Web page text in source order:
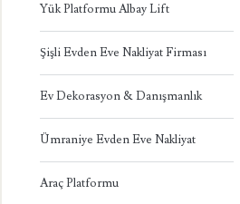
Yük Platformu Albay Lift
Şişli Evden Eve Nakliyat Firması
Ev Dekorasyon & Danışmanlık
Ümraniye Evden Eve Nakliyat
Araç Platformu